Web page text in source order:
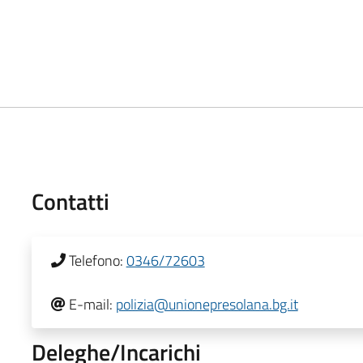
Contatti
Telefono:0346/72603
E-mail: polizia@unionepresolana.bg.it
Deleghe/Incarichi